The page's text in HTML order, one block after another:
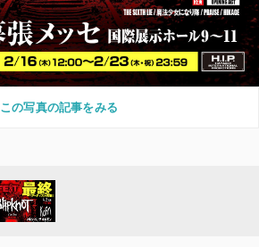
この写真の記事をみる